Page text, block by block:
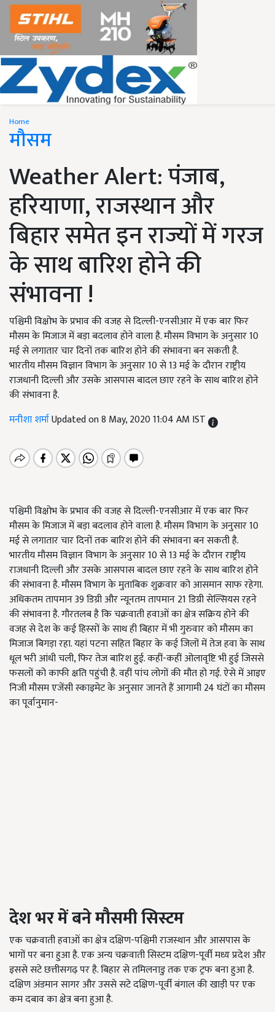
Home
मौसम
Weather Alert: पंजाब,
हरियाणा, राजस्थान और
बिहार समेत इन राज्यों में गरज
के साथ बारिश होने की
संभावना !
पश्चिमी विक्षोभ के प्रभाव की वजह से दिल्ली-एनसीआर में एक बार फिर
मौसम के मिजाज में बड़ा बदलाव होने वाला है. मौसम विभाग के अनुसार 10
मई से लगातार चार दिनों तक बारिश होने की संभावना बन सकती है.
भारतीय मौसम विज्ञान विभाग के अनुसार 10 से 13 मई के दौरान राष्ट्रीय
राजधानी दिल्ली और उसके आसपास बादल छाए रहने के साथ बारिश होने
की संभावना है.
मनीशा शर्माUpdated on 8 May, 2020 11:04 AM IST
पश्चिमी विक्षोभ के प्रभाव की वजह से दिल्ली-एनसीआर में एक बार फिर
मौसम के मिजाज में बड़ा बदलाव होने वाला है. मौसम विभाग के अनुसार 10
मई से लगातार चार दिनों तक बारिश होने की संभावना बन सकती है.
भारतीय मौसम विज्ञान विभाग के अनुसार 10 से 13 मई के दौरान राष्ट्रीय
राजधानी दिल्ली और उसके आसपास बादल छाए रहने के साथ बारिश होने
की संभावना है. मौसम विभाग के मुताबिक शुक्रवार को आसमान साफ रहेगा.
अधिकतम तापमान 39 डिग्री और न्यूनतम तापमान 21 डिग्री सेल्सियस रहने
की संभावना है. गौरतलब है कि चक्रवाती हवाओं का क्षेत्र सक्रिय होने की
वजह से देश के कई हिस्सों के साथ ही बिहार में भी गुरुवार को मौसम का
मिजाज बिगड़ा रहा. यहां पटना सहित बिहार के कई जिलों में तेज हवा के साथ
धूल भरी आंधी चली, फिर तेज बारिश हुई. कहीं-कहीं ओलावृष्टि भी हुई जिससे
फसलों को काफी क्षति पहुंची है. वहीं पांच लोगों की मौत हो गई. ऐसे में आइए
निजी मौसम एजेंसी स्काइमेट के अनुसार जानते हैं आगामी 24 घंटों का मौसम
का पूर्वानुमान-
देश भर में बने मौसमी सिस्टम
एक चक्रवाती हवाओं का क्षेत्र दक्षिण-पश्चिमी राजस्थान और आसपास के
भागों पर बना हुआ है. एक अन्य चक्रवाती सिस्टम दक्षिण-पूर्वी मध्य प्रदेश और
इससे सटे छत्तीसगढ़ पर है. बिहार से तमिलनाडु तक एक ट्रफ बना हुआ है.
दक्षिण अंडमान सागर और उससे सटे दक्षिण-पूर्वी बंगाल की खाड़ी पर एक
कम दबाव का क्षेत्र बना हुआ है.